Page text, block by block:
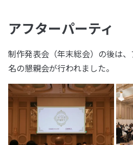
アフターパーティ
制作発表会（年末総会）の後は
名の懇親会が行われました。